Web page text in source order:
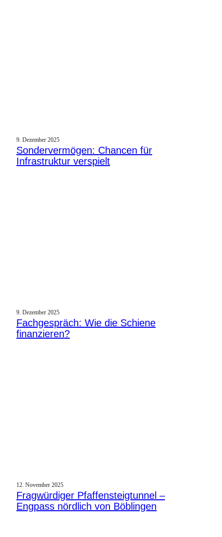
9. Dezember 2025
Sondervermögen: Chancen für
Infrastruktur verspielt
9. Dezember 2025
Fachgespräch: Wie die Schiene
finanzieren?
12. November 2025
Fragwürdiger Pfaffensteigtunnel –
Engpass nördlich von Böblingen